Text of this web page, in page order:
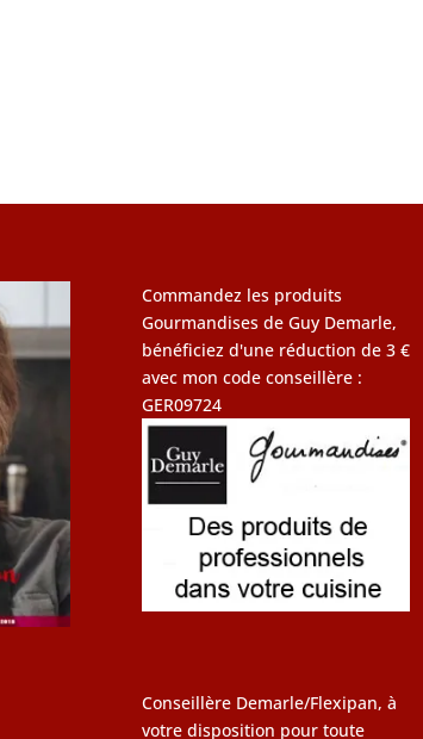
Commandez les produits
Gourmandises de Guy Demarle,
bénéficiez d'une réduction de 3 €
avec mon code conseillère :
GER09724
Conseillère Demarle/Flexipan, à
votre disposition pour toute